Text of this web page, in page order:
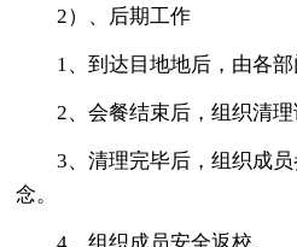
2）、后期工作
1、到达目地地后，由各部
2、会餐结束后，组织清理
3、清理完毕后，组织成员
念。